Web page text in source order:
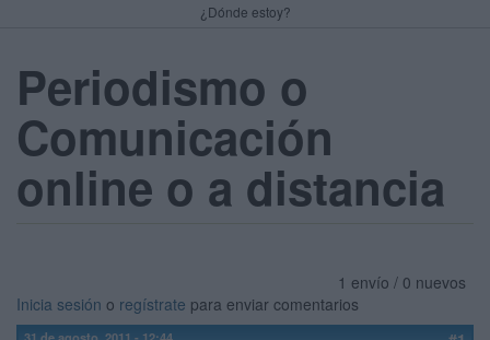
¿Dónde estoy?
Periodismo o
Comunicación
online o a distancia
1 envío / 0 nuevos
Inicia sesión o regístrate para enviar comentarios